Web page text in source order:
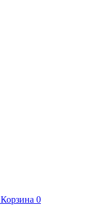
Корзина 0